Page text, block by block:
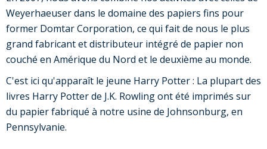
Weyerhaeuser dans le domaine des papiers fins pour
former Domtar Corporation, ce qui fait de nous le plus
grand fabricant et distributeur intégré de papier non
couché en Amérique du Nord et le deuxième au monde.
C'est ici qu'apparaît le jeune Harry Potter : La plupart des
livres Harry Potter de J.K. Rowling ont été imprimés sur
du papier fabriqué à notre usine de Johnsonburg, en
Pennsylvanie.